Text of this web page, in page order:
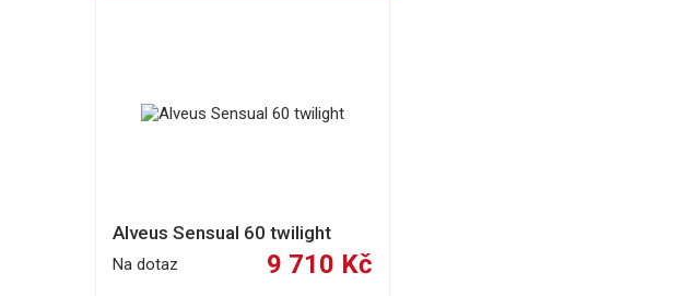
Alveus Sensual 60 twilight
Na dotaz 9 710 Kč